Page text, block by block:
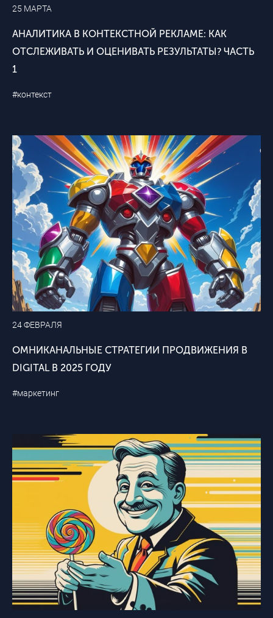
25 МАРТА
АНАЛИТИКА В КОНТЕКСТНОЙ РЕКЛАМЕ: КАК
ОТСЛЕЖИВАТЬ И ОЦЕНИВАТЬ РЕЗУЛЬТАТЫ? ЧАСТЬ
1
#контекст
24 ФЕВРАЛЯ
ОМНИКАНАЛЬНЫЕ СТРАТЕГИИ ПРОДВИЖЕНИЯ В
DIGITAL В 2025 ГОДУ
#маркетинг